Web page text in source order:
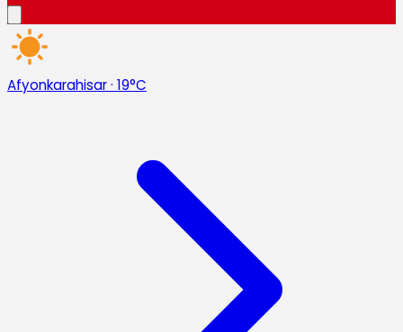
Afyonkarahisar· 19°C